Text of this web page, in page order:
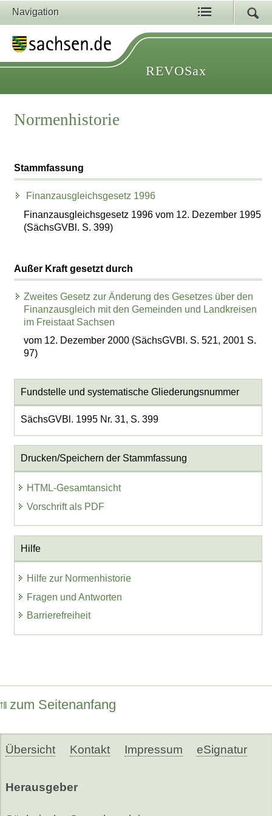
Navigation
REVOSax
Normenhistorie
Stammfassung
Finanzausgleichsgesetz 1996
Finanzausgleichsgesetz 1996 vom 12. Dezember 1995
(SächsGVBl. S. 399)
Außer Kraft gesetzt durch
Zweites Gesetz zur Änderung des Gesetzes über den
Finanzausgleich mit den Gemeinden und Landkreisen
im Freistaat Sachsen
vom 12. Dezember 2000 (SächsGVBl. S. 521, 2001 S.
97)
Fundstelle und systematische Gliederungsnummer
SächsGVBl. 1995 Nr. 31, S. 399
Drucken/Speichern der Stammfassung
HTML-Gesamtansicht
Vorschrift als PDF
Hilfe
Hilfe zur Normenhistorie
Fragen und Antworten
Barrierefreiheit
zum Seitenanfang
Übersicht Kontakt Impressum eSignatur
Herausgeber